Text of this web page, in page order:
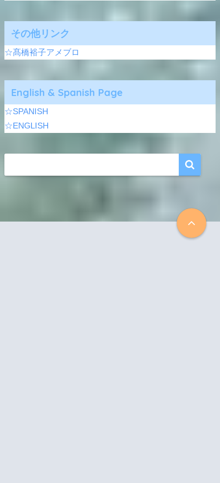
その他リンク
☆髙橋裕子アメブロ
English & Spanish Page
☆SPANISH
☆ENGLISH